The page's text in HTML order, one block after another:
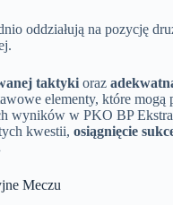
oddziałują na pozycję
taktyki oraz
elementy, które mogą
wyników w PKO BP
kwestii, osiągnięcie
Meczu